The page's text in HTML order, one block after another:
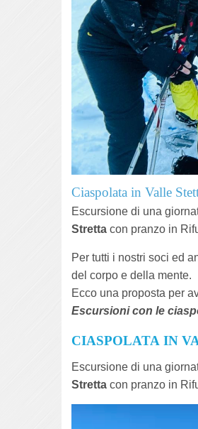
Ciaspolata in Valle
Escursione di una
Stretta con pranzo in
Per tutti i nostri soci ed
del corpo e della mente.
Ecco una proposta per
Escursioni con le
CIASPOLATA IN
Escursione di una
Stretta con pranzo in